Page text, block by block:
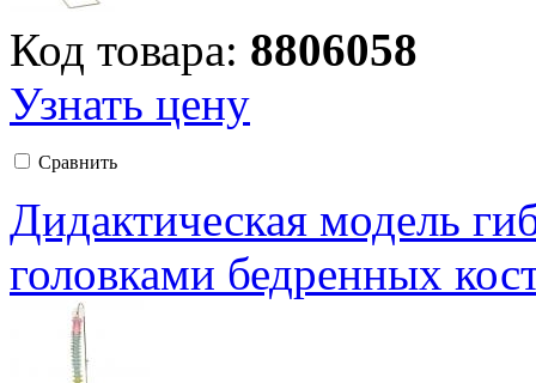
Код товара: 8806058
Узнать цену
Сравнить
Дидактическая модель
головками бедренных